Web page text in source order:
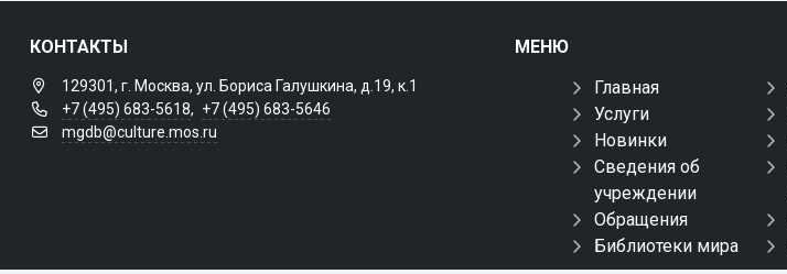
КОНТАКТЫ
129301, г. Москва, ул. Бориса Галушкина, д.19, к.1
+7 (495) 683-5618, +7 (495) 683-5646
mgdb@culture.mos.ru
МЕНЮ
Главная
Услуги
Новинки
Сведения об
учреждении
Обращения
Библиотеки мира